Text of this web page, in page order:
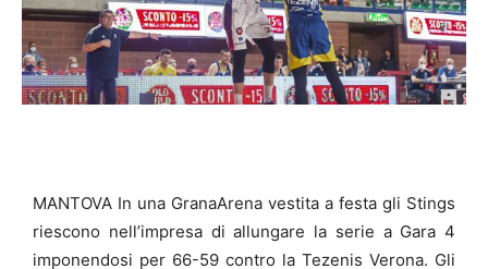
MANTOVA In una GranaArena vestita a festa gli Stings
riescono nell’impresa di allungare la serie a Gara 4
imponendosi per 66-59 contro la Tezenis Verona. Gli